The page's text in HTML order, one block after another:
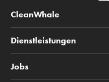
CleanWhale
Dienstleistungen
Jobs